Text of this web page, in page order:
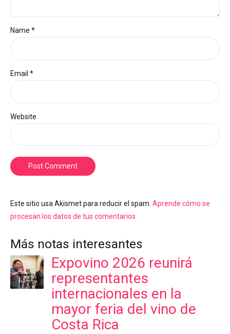
Name *
Email *
Website
Post Comment
Este sitio usa Akismet para reducir el spam. Aprende cómo se
procesan los datos de tus comentarios.
Más notas interesantes
Expovino 2026 reunirá
representantes
internacionales en la
mayor feria del vino de
Costa Rica